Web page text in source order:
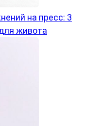
на пресс: 3
живота